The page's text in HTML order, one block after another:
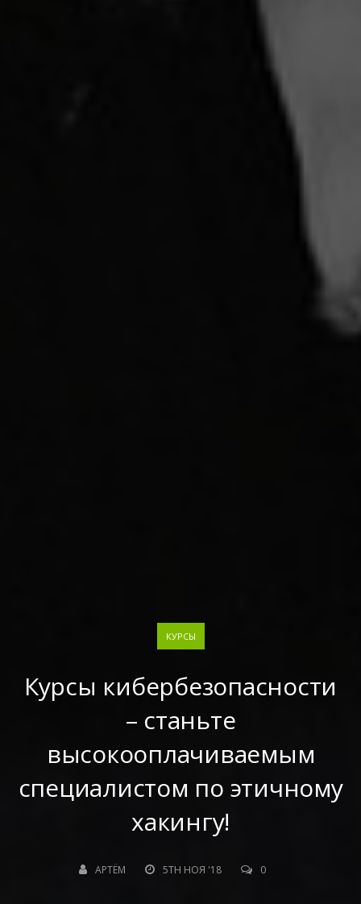
КУРСЫ
Курсы кибербезопасности
– станьте
высокооплачиваемым
специалистом по этичному
хакингу!
АРТЁМ 5TH НОЯ '18 0